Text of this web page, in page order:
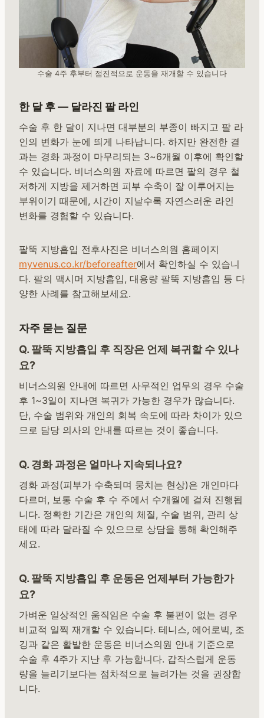
수술 4주 후부터 점진적으로 운동을 재개할 수 있습니다
한 달 후 — 달라진 팔 라인
수술 후 한 달이 지나면 대부분의 부종이 빠지고 팔 라
인의 변화가 눈에 띄게 나타납니다. 하지만 완전한 결
과는 경화 과정이 마무리되는 3~6개월 이후에 확인할
수 있습니다. 비너스의원 자료에 따르면 팔의 경우 철
저하게 지방을 제거하면 피부 수축이 잘 이루어지는
부위이기 때문에, 시간이 지날수록 자연스러운 라인
변화를 경험할 수 있습니다.
팔뚝 지방흡입 전후사진은 비너스의원 홈페이지
myvenus.co.kr/beforeafter에서 확인하실 수 있습니
다. 팔의 맥시머 지방흡입, 대용량 팔뚝 지방흡입 등 다
양한 사례를 참고해보세요.
자주 묻는 질문
Q. 팔뚝 지방흡입 후 직장은 언제 복귀할 수 있나
요?
비너스의원 안내에 따르면 사무적인 업무의 경우 수술
후 1~3일이 지나면 복귀가 가능한 경우가 많습니다.
단, 수술 범위와 개인의 회복 속도에 따라 차이가 있으
므로 담당 의사의 안내를 따르는 것이 좋습니다.
Q. 경화 과정은 얼마나 지속되나요?
경화 과정(피부가 수축되며 뭉치는 현상)은 개인마다
다르며, 보통 수술 후 수 주에서 수개월에 걸쳐 진행됩
니다. 정확한 기간은 개인의 체질, 수술 범위, 관리 상
태에 따라 달라질 수 있으므로 상담을 통해 확인해주
세요.
Q. 팔뚝 지방흡입 후 운동은 언제부터 가능한가
요?
가벼운 일상적인 움직임은 수술 후 불편이 없는 경우
비교적 일찍 재개할 수 있습니다. 테니스, 에어로빅, 조
깅과 같은 활발한 운동은 비너스의원 안내 기준으로
수술 후 4주가 지난 후 가능합니다. 갑작스럽게 운동
량을 늘리기보다는 점차적으로 늘려가는 것을 권장합
니다.